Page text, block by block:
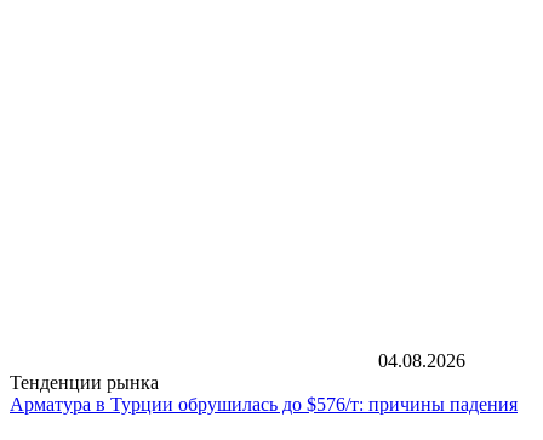
04.08.2026
Тенденции рынка
Арматура в Турции обрушилась до $576/т: причины падения